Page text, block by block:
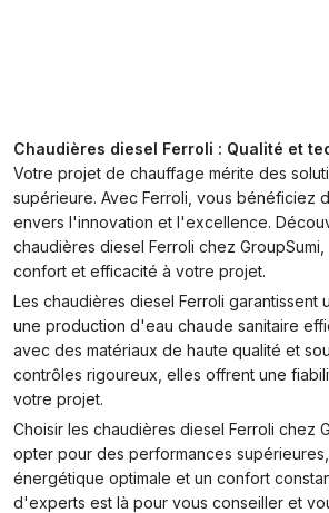
Chaudières diesel Ferroli : Qualité et
Votre projet de chauffage mérite des
supérieure. Avec Ferroli, vous bénéficiez
envers l'innovation et l'excellence.
chaudières diesel Ferroli chez
confort et efficacité à votre projet.
Les chaudières diesel Ferroli garantissent
une production d'eau chaude sanitaire
avec des matériaux de haute qualité et
contrôles rigoureux, elles offrent une
votre projet.
Choisir les chaudières diesel Ferroli chez
opter pour des performances
énergétique optimale et un confort
d'experts est là pour vous conseiller et